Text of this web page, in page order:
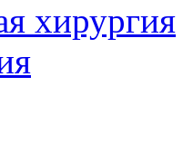
хирургия